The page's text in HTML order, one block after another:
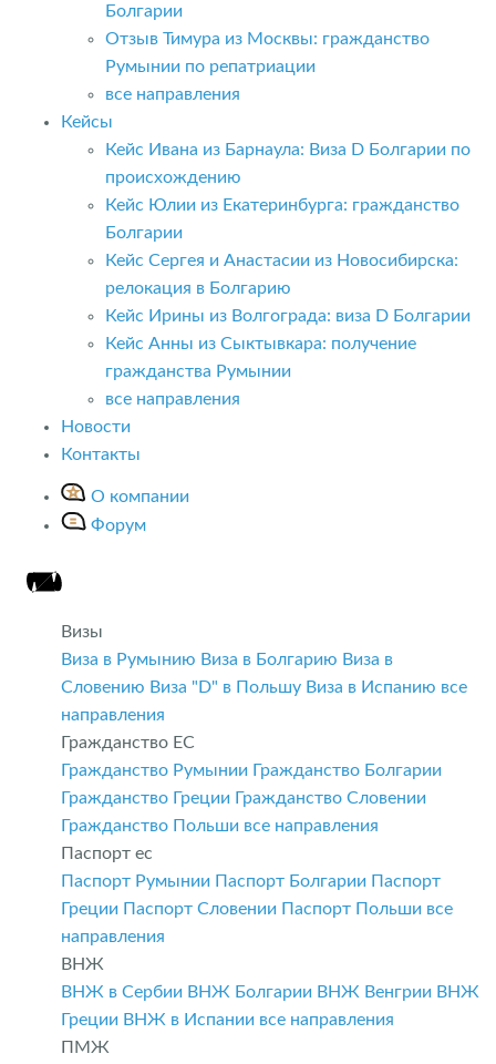
Болгарии
Отзыв Тимура из Москвы: гражданство
Румынии по репатриации
все направления
Кейсы
Кейс Ивана из Барнаула: Виза D Болгарии по
происхождению
Кейс Юлии из Екатеринбурга: гражданство
Болгарии
Кейс Сергея и Анастасии из Новосибирска:
релокация в Болгарию
Кейс Ирины из Волгограда: виза D Болгарии
Кейс Анны из Сыктывкара: получение
гражданства Румынии
все направления
Новости
Контакты
О компании
Форум
Визы
Виза в Румынию Виза в Болгарию Виза в
Словению Виза "D" в Польшу Виза в Испанию все
направления
Гражданство ЕС
Гражданство Румынии Гражданство Болгарии
Гражданство Греции Гражданство Словении
Гражданство Польши все направления
Паспорт ес
Паспорт Румынии Паспорт Болгарии Паспорт
Греции Паспорт Словении Паспорт Польши все
направления
ВНЖ
ВНЖ в Сербии ВНЖ Болгарии ВНЖ Венгрии ВНЖ
Греции ВНЖ в Испании все направления
ПМЖ